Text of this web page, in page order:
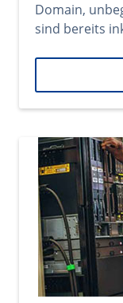
Domain,
sind bereits